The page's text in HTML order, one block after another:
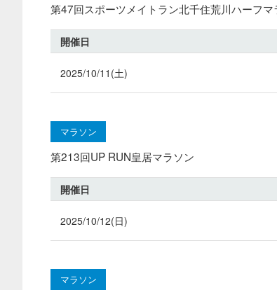
第47回スポーツメイトラン北千住荒川ハーフマ
開催日
2025/10/11(土)
マラソン
第213回UP RUN皇居マラソン
開催日
2025/10/12(日)
マラソン